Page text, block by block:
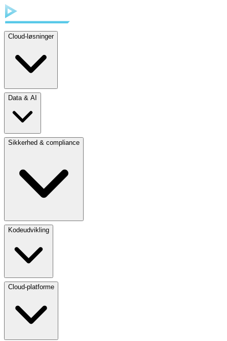
Cloud-løsninger
Data & AI
Sikkerhed & compliance
Kodeudvikling
Cloud-platforme